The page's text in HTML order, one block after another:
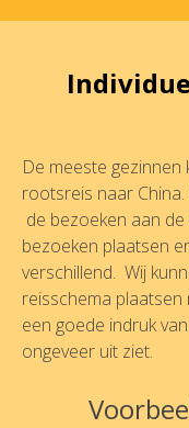
De meeste gezinnen
rootsreis naar
de bezoeken aan
bezoeken plaatsen
verschillend. Wij
reisschema
een goede indruk
ongeveer uit ziet.